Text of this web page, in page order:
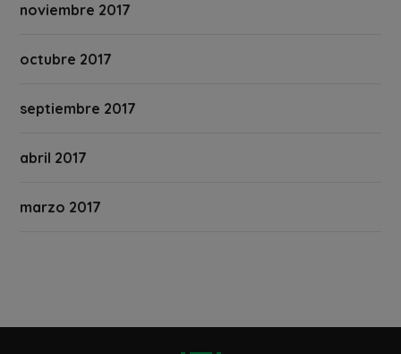
noviembre 2017
octubre 2017
septiembre 2017
abril 2017
marzo 2017